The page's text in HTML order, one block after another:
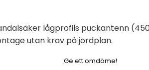
lågprofils puckantenn
utan krav på jordplan.
Ge ett omdöme!